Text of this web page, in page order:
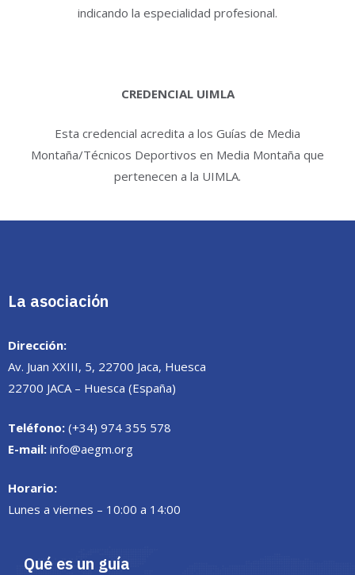
indicando la especialidad profesional.
CREDENCIAL UIMLA
Esta credencial acredita a los Guías de Media
Montaña/Técnicos Deportivos en Media Montaña que
pertenecen a la UIMLA.
La asociación
Dirección:
Av. Juan XXIII, 5, 22700 Jaca, Huesca
22700 JACA – Huesca (España)
Teléfono: (+34) 974 355 578
E-mail: info@aegm.org
Horario:
Lunes a viernes – 10:00 a 14:00
Qué es un guía